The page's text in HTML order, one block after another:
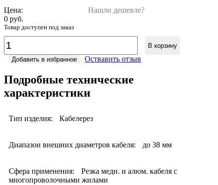
Цена:
Нашли дешевле?
0 руб.
Товар доступен под заказ
В корзину
Добавить в избранное
Оствавить отзыв
Подробные технические
характеристики
Тип изделия: Кабелерез
Диапазон внешних диаметров кабеля: до 38 мм
Сфера применения:
Резка медн. и алюм. кабеля с
многопроволочными жилами